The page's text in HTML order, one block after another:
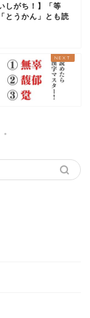
しがち！】「等
とうかん」とも読